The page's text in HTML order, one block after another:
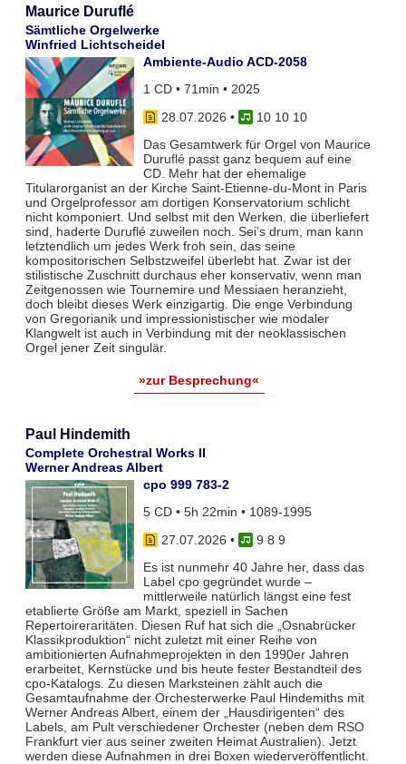
Maurice Duruflé
Sämtliche Orgelwerke
Winfried Lichtscheidel
Ambiente-Audio ACD-2058
1 CD • 71min • 2025
28.07.2026 •
10 10 10
Das Gesamtwerk für Orgel von Maurice
Duruflé passt ganz bequem auf eine
CD. Mehr hat der ehemalige
Titularorganist an der Kirche Saint-Etienne-du-Mont in Paris
und Orgelprofessor am dortigen Konservatorium schlicht
nicht komponiert. Und selbst mit den Werken, die überliefert
sind, haderte Duruflé zuweilen noch. Sei’s drum, man kann
letztendlich um jedes Werk froh sein, das seine
kompositorischen Selbstzweifel überlebt hat. Zwar ist der
stilistische Zuschnitt durchaus eher konservativ, wenn man
Zeitgenossen wie Tournemire und Messiaen heranzieht,
doch bleibt dieses Werk einzigartig. Die enge Verbindung
von Gregorianik und impressionistischer wie modaler
Klangwelt ist auch in Verbindung mit der neoklassischen
Orgel jener Zeit singulär.
»zur Besprechung«
Paul Hindemith
Complete Orchestral Works II
Werner Andreas Albert
cpo 999 783-2
5 CD • 5h 22min • 1089-1995
27.07.2026 •
9 8 9
Es ist nunmehr 40 Jahre her, dass das
Label cpo gegründet wurde –
mittlerweile natürlich längst eine fest
etablierte Größe am Markt, speziell in Sachen
Repertoireraritäten. Diesen Ruf hat sich die „Osnabrücker
Klassikproduktion“ nicht zuletzt mit einer Reihe von
ambitionierten Aufnahmeprojekten in den 1990er Jahren
erarbeitet, Kernstücke und bis heute fester Bestandteil des
cpo-Katalogs. Zu diesen Marksteinen zählt auch die
Gesamtaufnahme der Orchesterwerke Paul Hindemiths mit
Werner Andreas Albert, einem der „Hausdirigenten“ des
Labels, am Pult verschiedener Orchester (neben dem RSO
Frankfurt vier aus seiner zweiten Heimat Australien). Jetzt
werden diese Aufnahmen in drei Boxen wiederveröffentlicht.